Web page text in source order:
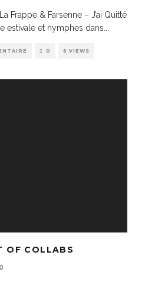
Frappe & Farsenne – J’ai Quitté
estivale et nymphes dans
0 6 VIEWS
OF COLLABS